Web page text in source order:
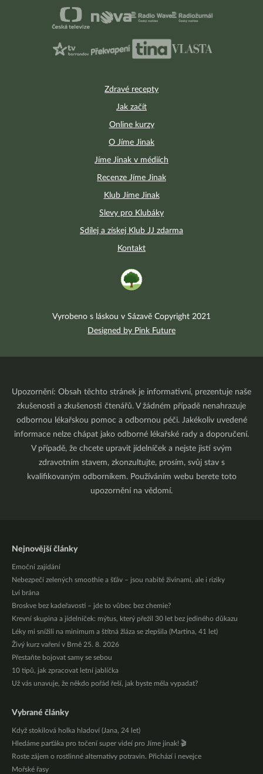
Zdravé recepty
Jak začít
Online kurzy
O Jíme Jinak
Jíme Jinak v médiích
Recenze Jíme Jinak
Klub Jíme Jinak
Slevy pro Klubáky
Sdílej a získej Klub JJ zdarma
Kontakt
Vyrobeno s láskou v Sázavě Copyright 2021
Designed by Pink Future
Upozornění: Obsah těchto stránek je informativní, prezentuje naše
zkušenosti a zkušenosti čtenářů. V žádném případě nenahrazuje
odbornou lékařskou pomoc a odbornou péči. Jakékoliv uvedené
informace nelze chápat jako odborné lékařské rady a doporučení.
V případě, že chcete upravit jídelníček a nejste jistí svým
zdravotním stavem, zkonzultujte, prosím, svůj stav s
kvalifikovaným odborníkem. Používáním webu berete toto
upozornění na vědomí.
Nejnovější články
Emoční zajídání
Nebezpečí zelených smoothie a šťáv – jsou nabité živinami, ale i riziky
Lví brána
Broskve bez kadeřavosti – jde to vůbec bez chemie?
Krevní skupina a jídelníček: mýtus, který přežil 30 let bez jediného důkazu
Léky mi snížili na minimum a štítná žláza se zlepšila (Martina, 41 let)
Živý kurz vaření v Brně 25. 8. 2026
Přestaňte bojovat samy se sebou
10 tipů, jak zpracovat letní jablíčka
Už vás unavuje, že někdo pořád řeší, jak byste měla vypadat?
Vybrané články
Když stokilová holka hladoví (Jana, 24 let)
Hledáme parťáka pro točení super videí pro Jíme jinak! 🎬
Roste zájem o rostlinné alternativy potravin. Přichází i nevejce
Mořské řasy